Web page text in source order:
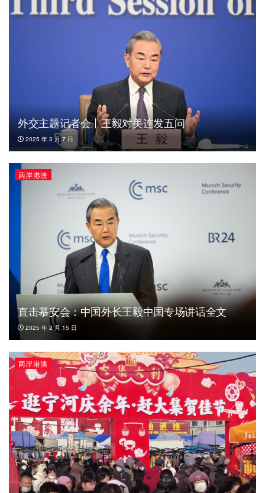
外交主题记者会丨王毅对美连发五问
2025 年 3 月 7 日
两岸港澳
直击慕安会：中国外长王毅中国专场讲话全文
2025 年 2 月 15 日
两岸港澳